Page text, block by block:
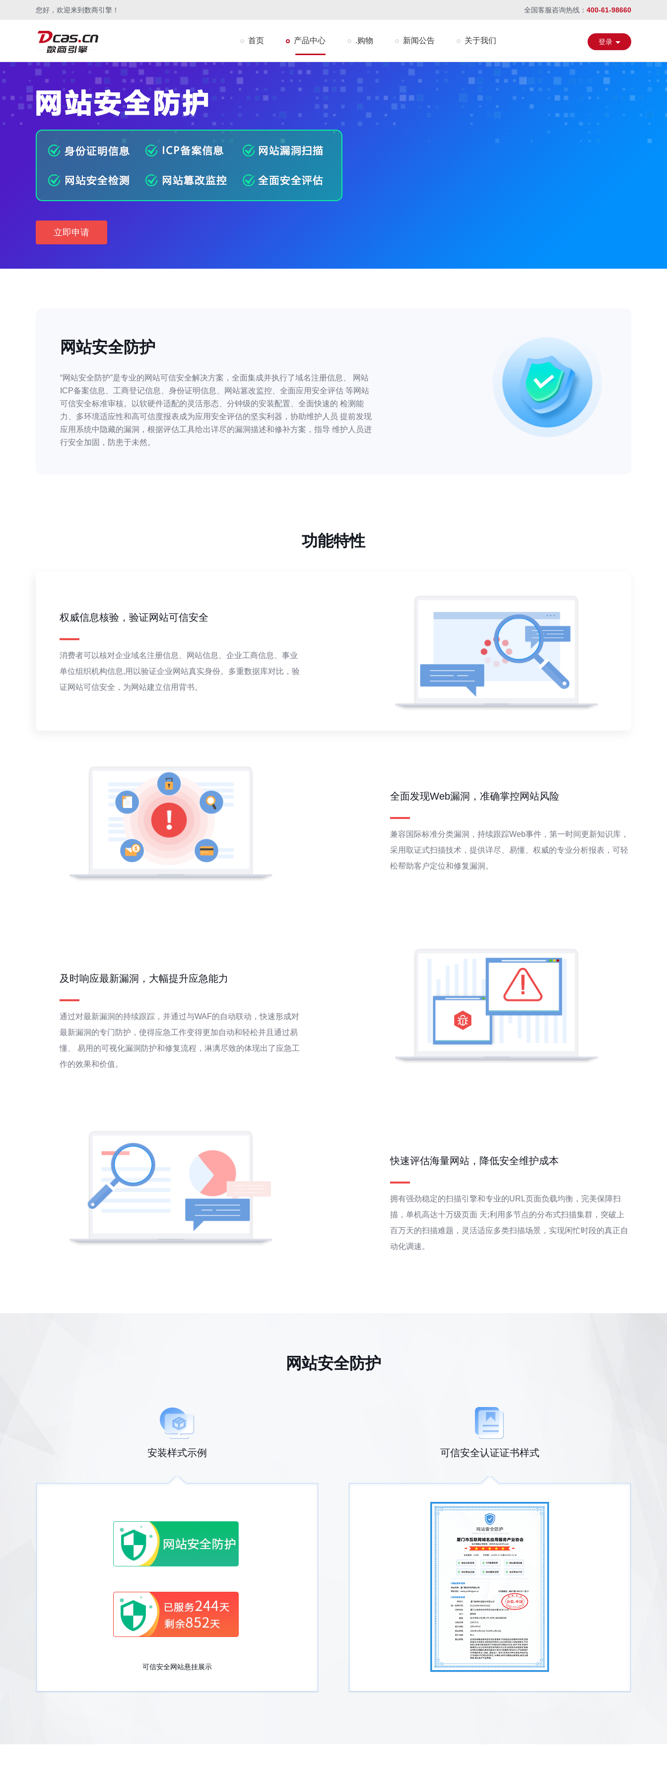
您好，欢迎来到数商引擎！ 全国客服咨询热线： 400-61-98660
登录
首页 产品中心 .购物 新闻公告 关于我们
立即申请
网站安全防护
“网站安全防护”是专业的网站可信安全解决方案，全面集成并执行了域名注册信息、 网站
ICP备案信息、工商登记信息、身份证明信息、网站篡改监控、全面应用安全评估 等网站
可信安全标准审核。以软硬件适配的灵活形态、分钟级的安装配置、全面快速的 检测能
力、多环境适应性和高可信度报表成为应用安全评估的坚实利器，协助维护人员 提前发现
应用系统中隐藏的漏洞，根据评估工具给出详尽的漏洞描述和修补方案，指导 维护人员进
行安全加固，防患于未然。
功能特性
权威信息核验，验证网站可信安全
消费者可以核对企业域名注册信息、网站信息、企业工商信息、事业
单位组织机构信息,用以验证企业网站真实身份。多重数据库对比，验
证网站可信安全，为网站建立信用背书。
全面发现Web漏洞，准确掌控网站风险
兼容国际标准分类漏洞，持续跟踪Web事件，第一时间更新知识库，
采用取证式扫描技术，提供详尽、易懂、权威的专业分析报表，可轻
松帮助客户定位和修复漏洞。
及时响应最新漏洞，大幅提升应急能力
通过对最新漏洞的持续跟踪，并通过与WAF的自动联动，快速形成对
最新漏洞的专门防护，使得应急工作变得更加自动和轻松并且通过易
懂、 易用的可视化漏洞防护和修复流程，淋漓尽致的体现出了应急工
作的效果和价值。
快速评估海量网站，降低安全维护成本
拥有强劲稳定的扫描引擎和专业的URL页面负载均衡，完美保障扫
描，单机高达十万级页面 天;利用多节点的分布式扫描集群，突破上
百万天的扫描难题，灵活适应多类扫描场景，实现闲忙时段的真正自
动化调速。
网站安全防护
安装样式示例
可信安全网站悬挂展示
可信安全认证证书样式